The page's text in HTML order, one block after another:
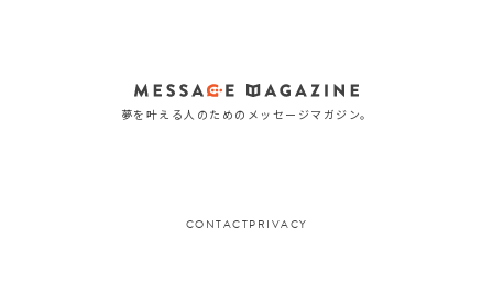
夢を叶える人のためのメッセージマガジン。
CONTACTPRIVACY